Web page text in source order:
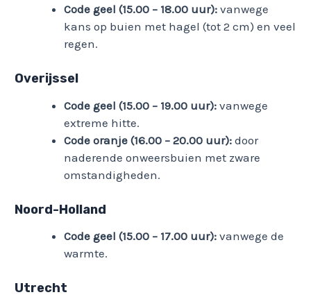
Code geel (15.00 – 18.00 uur): vanwege
kans op buien met hagel (tot 2 cm) en veel
regen.
Overijssel
Code geel (15.00 – 19.00 uur): vanwege
extreme hitte.
Code oranje (16.00 – 20.00 uur): door
naderende onweersbuien met zware
omstandigheden.
Noord-Holland
Code geel (15.00 – 17.00 uur): vanwege de
warmte.
Utrecht